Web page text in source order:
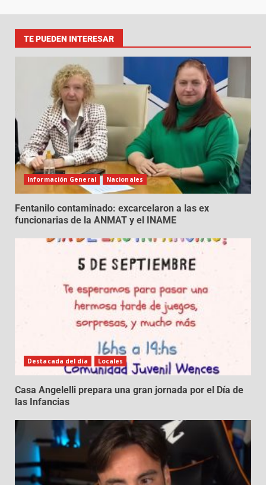
TE PUEDEN INTERESAR
Información General Nacionales
Fentanilo contaminado: excarcelaron a las ex
funcionarias de la ANMAT y el INAME
Destacada del día Locales
Casa Angelelli prepara una gran jornada por el Día de
las Infancias